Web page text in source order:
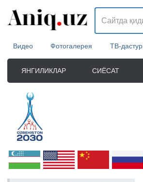
Видео Фотогалерея ТВ-дастур
ЯНГИЛИКЛАР СИЁСАТ